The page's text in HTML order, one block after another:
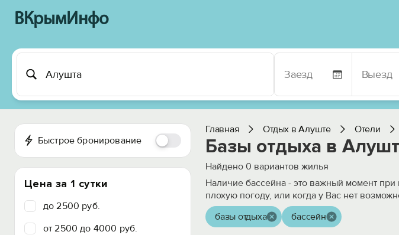
ВКрымИнфо
Быстрое бронирование
Цена за 1 сутки
до 2500 руб.
от 2500 до 4000 руб.
Главная Отдых в Алуште Отели
Базы отдыха в
Найдено 0 вариантов жилья
Наличие бассейна - это важный момент
плохую погоду, или когда у Вас нет
базы отдыха бассейн